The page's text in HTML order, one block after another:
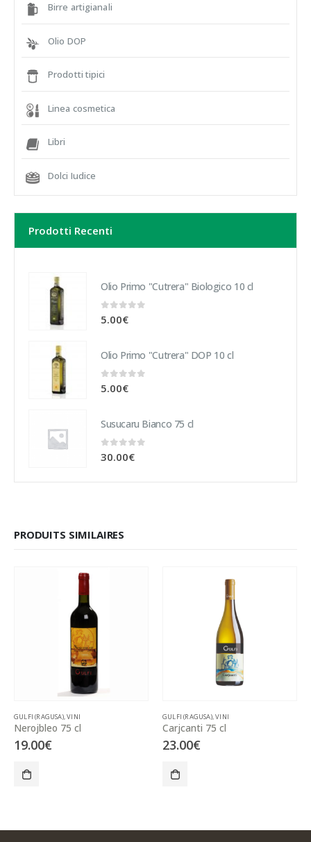
Birre artigianali
Olio DOP
Prodotti tipici
Linea cosmetica
Libri
Dolci Iudice
Prodotti Recenti
Olio Primo "Cutrera" Biologico 10 cl
0 sur 5
5.00€
Olio Primo "Cutrera" DOP 10 cl
0 sur 5
5.00€
Susucaru Bianco 75 cl
0sur 5
30.00€
PRODUITS SIMILAIRES
GULFI (RAGUSA),VINI
Nerojbleo 75 cl
19.00€
GULFI (RAGUSA),VINI
Carjcanti 75 cl
23.00€